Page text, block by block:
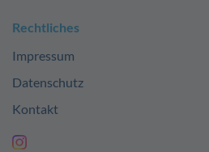
Rechtliches
Impressum
Datenschutz
Kontakt